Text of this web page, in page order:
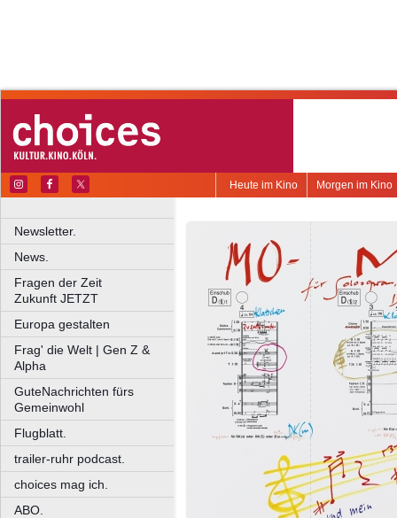
Morgen im Kino
Heute im Kino
Newsletter.
News.
Fragen der Zeit
Zukunft JETZT
Europa gestalten
Frag' die Welt | Gen Z &
Alpha
GuteNachrichten fürs
Gemeinwohl
Flugblatt.
trailer-ruhr podcast.
choices mag ich.
ABO.